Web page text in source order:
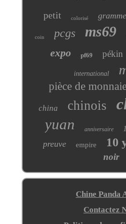
petit colorisé
coin pcgs ms69
expo pf69 pékin
international
pièce de
china chinois
yuan anniversaire
preuve empire 10
noir
Chine Panda
Contactez